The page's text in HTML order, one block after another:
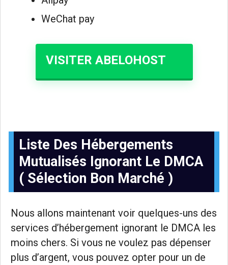
WeChat pay
VISITER ABELOHOST
Liste Des Hébergements
Mutualisés Ignorant Le DMCA
( Sélection Bon Marché )
Nous allons maintenant voir quelques-uns des
services d’hébergement ignorant le DMCA les
moins chers. Si vous ne voulez pas dépenser
plus d’argent, vous pouvez opter pour un de